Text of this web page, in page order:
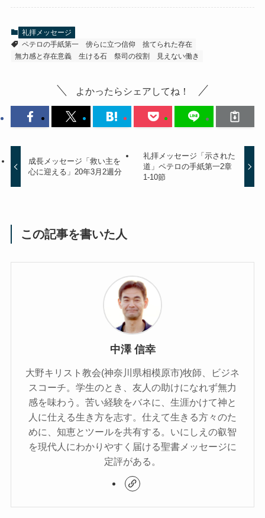
礼拝メッセージ
ペテロの手紙第一
傍らに立つ信仰
捨てられた存在
無力感と存在意義
生ける石 祭司の役割 見えない働き
よかったらシェアしてね！
成長メッセージ「救い主を
心に迎える」20年3月2週分
礼拝メッセージ「示された
道」ペテロの手紙第一2章
1-10節
この記事を書いた人
中澤 信幸
大野キリスト教会(神奈川県相模原市)牧師、ビジネ
スコーチ。学生のとき、友人の助けになれず無力
感を味わう。苦い経験をバネに、生涯かけて神と
人に仕える生き方を志す。仕えて生きる方々のた
めに、知恵とツールを共有する。いにしえの叡智
を現代人にわかりやすく届ける聖書メッセージに
定評がある。